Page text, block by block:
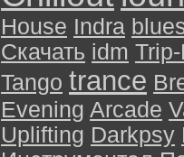
House Indra
Скачать idm
Tango trance
Evening Arcade
Uplifting Darkpsy